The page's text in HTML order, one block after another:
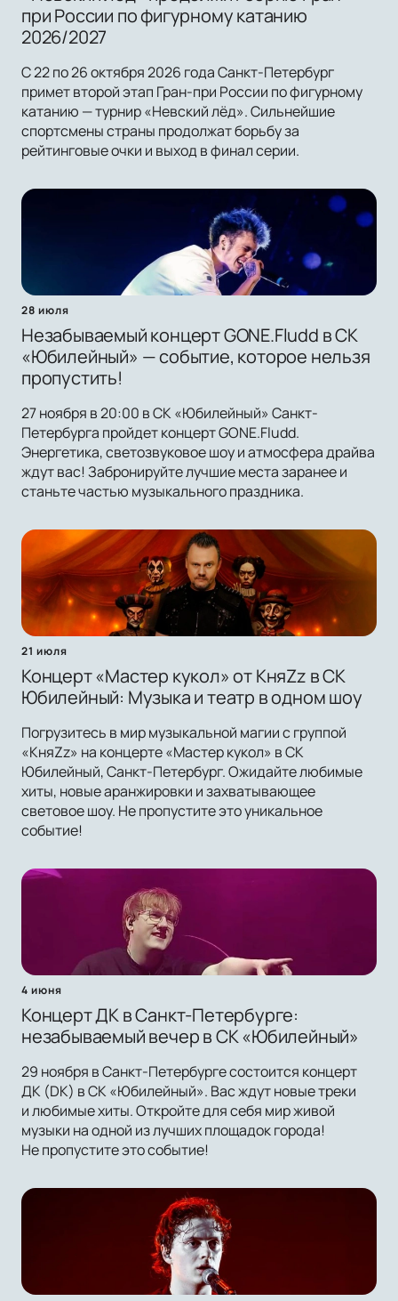
при России по фигурному катанию
2026/2027
С 22 по 26 октября 2026 года Санкт-Петербург
примет второй этап Гран-при России по фигурному
катанию — турнир «Невский лёд». Сильнейшие
спортсмены страны продолжат борьбу за
рейтинговые очки и выход в финал серии.
28 июля
Незабываемый концерт GONE.Fludd в СК
«Юбилейный» — событие, которое нельзя
пропустить!
27 ноября в 20:00 в СК «Юбилейный» Санкт-
Петербурга пройдет концерт GONE.Fludd.
Энергетика, светозвуковое шоу и атмосфера драйва
ждут вас! Забронируйте лучшие места заранее и
станьте частью музыкального праздника.
21 июля
Концерт «Мастер кукол» от КняZz в СК
Юбилейный: Музыка и театр в одном шоу
Погрузитесь в мир музыкальной магии с группой
«КняZz» на концерте «Мастер кукол» в СК
Юбилейный, Санкт-Петербург. Ожидайте любимые
хиты, новые аранжировки и захватывающее
световое шоу. Не пропустите это уникальное
событие!
4 июня
Концерт ДК в Санкт-Петербурге:
незабываемый вечер в СК «Юбилейный»
29 ноября в Санкт-Петербурге состоится концерт
ДК (DK) в СК «Юбилейный». Вас ждут новые треки
и любимые хиты. Откройте для себя мир живой
музыки на одной из лучших площадок города!
Не пропустите это событие!